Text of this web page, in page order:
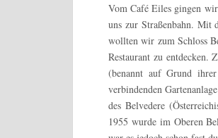
Vom Café Eiles gingen
uns zur Straßenbahn. Mit
wollten wir zum Schloss
Restaurant zu entdecken.
(benannt auf Grund
verbindenden
des Belvedere
1955 wurde im Oberen